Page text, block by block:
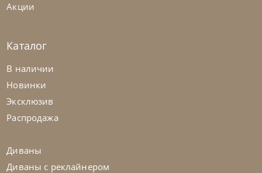
Nicolettihome
Диван Louise
Акции
Каталог
В наличии
Новинки
Эксклюзив
Распродажа
Диваны
Диваны с реклайнером